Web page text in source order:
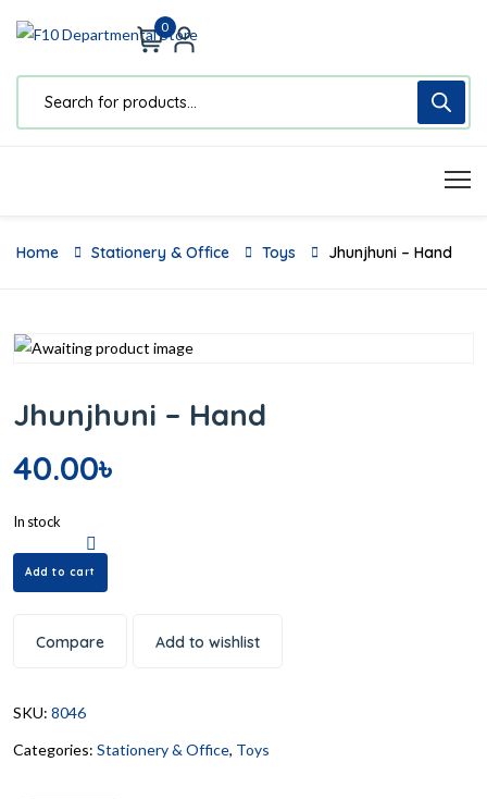
0
Home Stationery & Office Toys Jhunjhuni – Hand
Jhunjhuni – Hand
40.00৳
In stock
Add to cart
Compare Add to wishlist
SKU: 8046
Categories: Stationery & Office, Toys